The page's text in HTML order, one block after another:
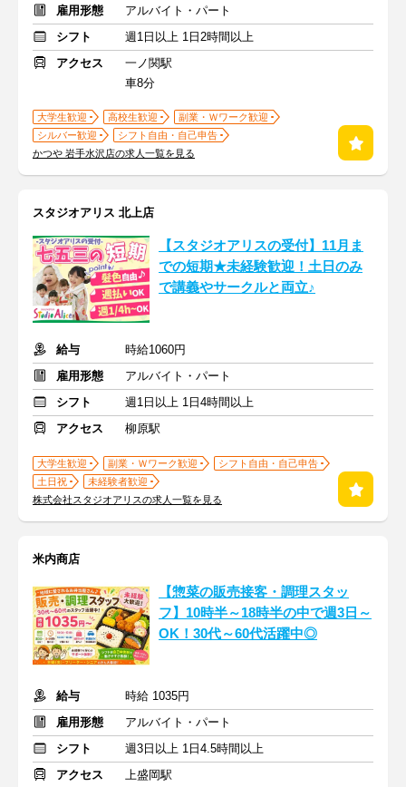
雇用形態
アルバイト・パート
シフト
週1日以上 1日2時間以上
アクセス
一ノ関駅
車8分
大学生歓迎 高校生歓迎
副業・Ｗワーク歓迎
シルバー歓迎
シフト自由・自己申告
かつや 岩手水沢店の求人一覧を見る
スタジオアリス 北上店
【スタジオアリスの受付】11月ま
での短期★未経験歓迎！土日のみ
で講義やサークルと両立♪
給与
時給1060円
雇用形態
アルバイト・パート
シフト
週1日以上 1日4時間以上
アクセス
柳原駅
大学生歓迎 副業・Ｗワーク歓迎
シフト自由・自己申告
土日祝
未経験者歓迎
株式会社スタジオアリスの求人一覧を見る
米内商店
【惣菜の販売接客・調理スタッ
フ】10時半～18時半の中で週3日～
OK！30代～60代活躍中◎
給与
時給 1035円
雇用形態
アルバイト・パート
シフト
週3日以上 1日4.5時間以上
アクセス
上盛岡駅